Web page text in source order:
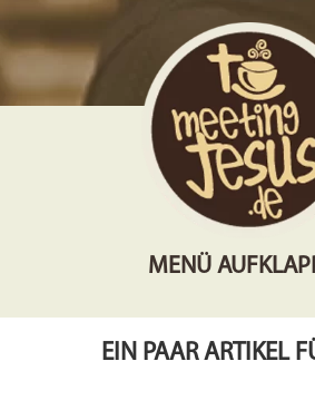
MENÜ
EIN PAAR ARTIKEL